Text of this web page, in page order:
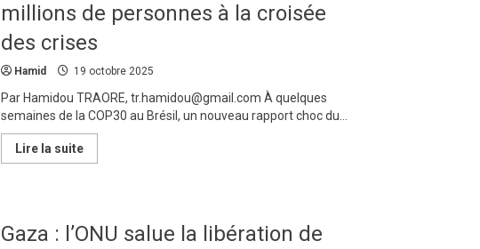
une
exécution
controversée
et
des
soupçons
persistants
autour
de
millions de personnes à la croisée
des crises
Hamid 19 octobre 2025
Par Hamidou TRAORE, tr.hamidou@gmail.com À quelques
semaines de la COP30 au Brésil, un nouveau rapport choc du...
Lire la suiteEn
savoir
:
Gaza : l’ONU salue la libération de